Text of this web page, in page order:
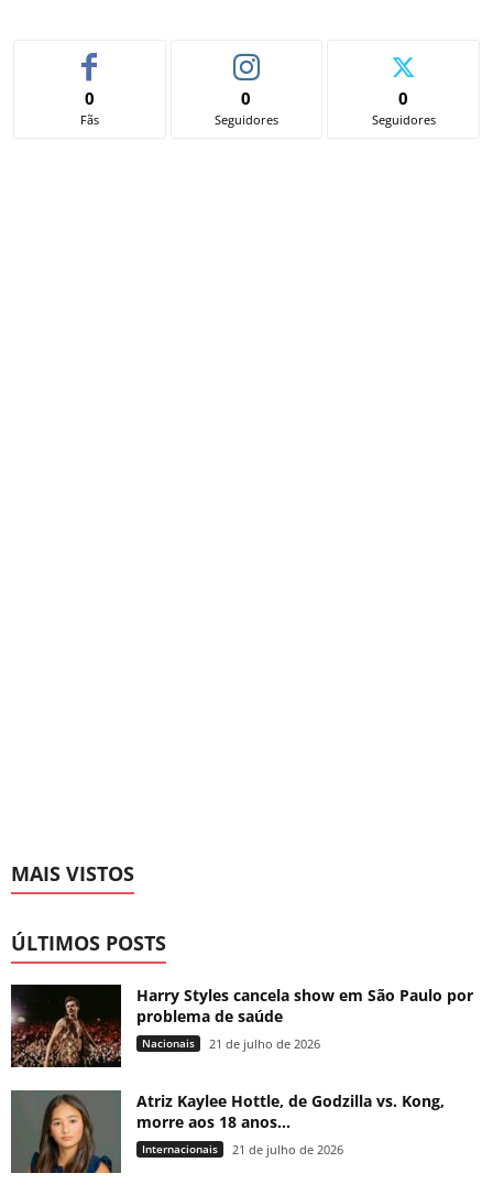
0
Fãs
0
Seguidores
0
Seguidores
MAIS VISTOS
ÚLTIMOS POSTS
Harry Styles cancela show em São Paulo por
problema de saúde
Nacionais 21 de julho de 2026
Atriz Kaylee Hottle, de Godzilla vs. Kong,
morre aos 18 anos...
Internacionais 21 de julho de 2026